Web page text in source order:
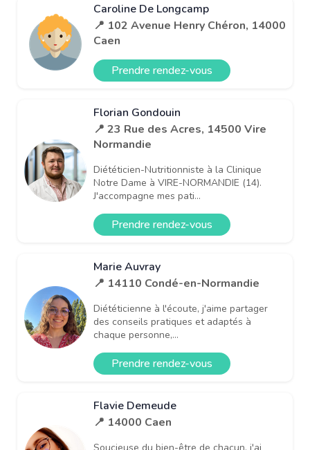
Caroline De Longcamp
📍 102 Avenue Henry Chéron, 14000
Caen
Prendre rendez-vous
Florian Gondouin
📍 23 Rue des Acres, 14500 Vire
Normandie
Diététicien-Nutritionniste à la Clinique
Notre Dame à VIRE-NORMANDIE (14).
J'accompagne mes pati...
Prendre rendez-vous
Marie Auvray
📍 14110 Condé-en-Normandie
Diététicienne à l'écoute, j'aime partager
des conseils pratiques et adaptés à
chaque personne,...
Prendre rendez-vous
Flavie Demeude
📍 14000 Caen
Soucieuse du bien-être de chacun, j'ai